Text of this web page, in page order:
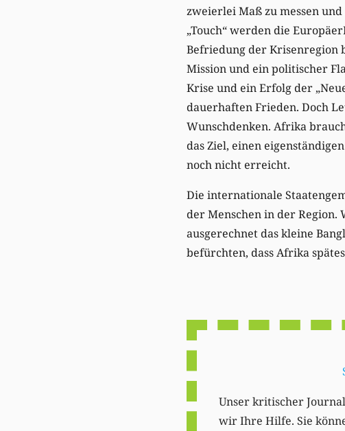
zweierlei Maß zu messen
„Touch“ werden die
Befriedung der Krisenregion
Mission und ein politischer
Krise und ein Erfolg der
dauerhaften Frieden. Doch
Wunschdenken. Afrika
das Ziel, einen
noch nicht erreicht.
Die internationale
der Menschen in der Region.
ausgerechnet das kleine
befürchten, dass Afrika
Unser kritischer
wir Ihre Hilfe. Sie